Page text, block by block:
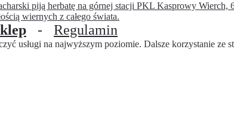
piją herbatę na górnej stacji PKL Kasprowy Wierch,
wiernych z całego świata.
- Regulamin
usługi na najwyższym poziomie. Dalsze korzystanie ze